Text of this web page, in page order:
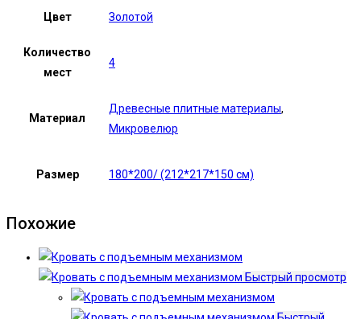
Цвет Золотой
Количество
мест
4
Материал
Древесные плитные материалы,
Микровелюр
Размер 180*200/ (212*217*150 см)
Похожие
Быстрый просмотр